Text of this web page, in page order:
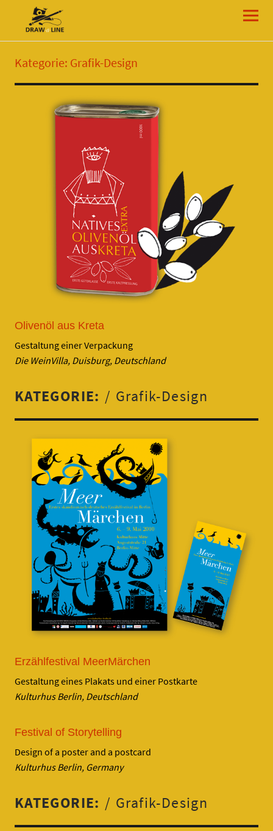
Draw-a-Line Grafik- und Web-Design
Kategorie: Grafik-Design
Olivenöl aus Kreta
Gestaltung einer Verpackung
Die WeinVilla, Duisburg, Deutschland
KATEGORIE: Grafik-Design
Erzählfestival MeerMärchen
Gestaltung eines Plakats und einer Postkarte
Kulturhus Berlin, Deutschland
Festival of Storytelling
Design of a poster and a postcard
Kulturhus Berlin, Germany
KATEGORIE: Grafik-Design